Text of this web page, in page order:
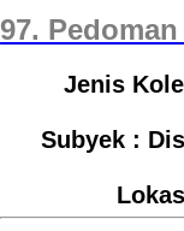
97.
Jenis
Subyek :